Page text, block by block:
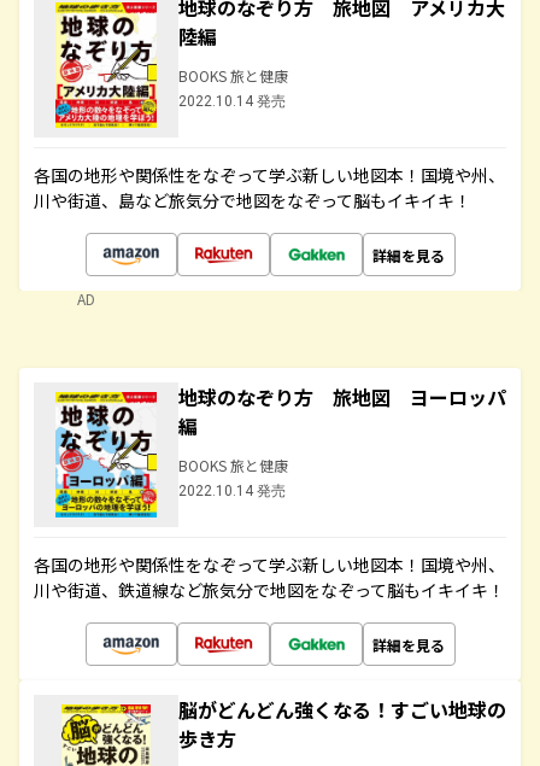
地球のなぞり方 旅地図 アメリカ大
陸編
BOOKS 旅と健康
2022.10.14 発売
各国の地形や関係性をなぞって学ぶ新しい地図本！国境や州、
川や街道、島など旅気分で地図をなぞって脳もイキイキ！
詳細を見る
AD
地球のなぞり方 旅地図 ヨーロッパ
編
BOOKS 旅と健康
2022.10.14 発売
各国の地形や関係性をなぞって学ぶ新しい地図本！国境や州、
川や街道、鉄道線など旅気分で地図をなぞって脳もイキイキ！
詳細を見る
脳がどんどん強くなる！すごい地球の
歩き方